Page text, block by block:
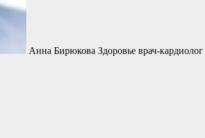
Анна Бирюкова Здоровье врач-кардиолог